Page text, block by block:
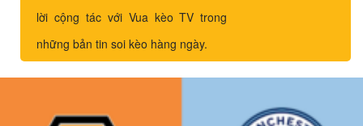
lời cộng tác với Vua kèo TV trong
những bản tin soi kèo hàng ngày.